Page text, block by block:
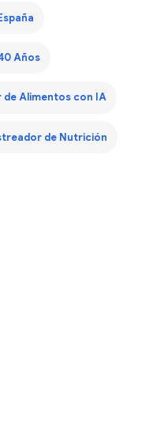
Años
de Alimentos con IA
de Nutrición